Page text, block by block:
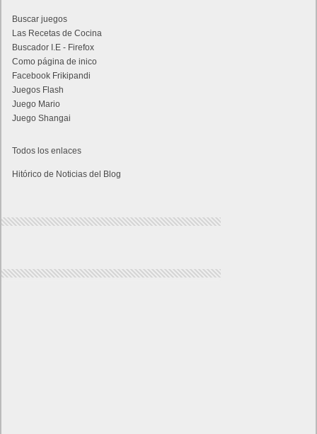
Buscar juegos
Las Recetas de Cocina
Buscador I.E - Firefox
Como página de inico
Facebook Frikipandi
Juegos Flash
Juego Mario
Juego Shangai
Todos los enlaces
Hitórico de Noticias del Blog